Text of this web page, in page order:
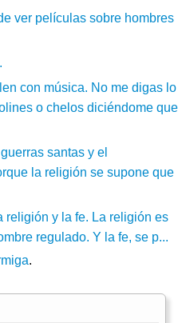
ver películas sobre hombres
con música. No me digas lo
o chelos diciéndome que
santas y el
la religión se supone que
religión y la fe. La religión es
regulado. Y la fe, se p...
.